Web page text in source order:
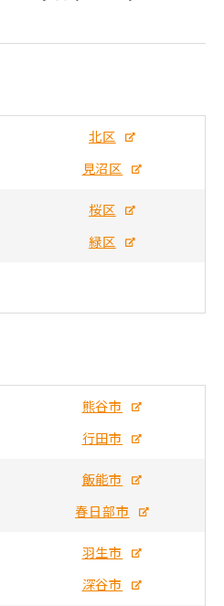
北区
見沼区
桜区
緑区
熊谷市
行田市
飯能市
春日部市
羽生市
深谷市